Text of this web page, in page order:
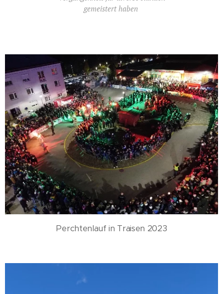
gemeistert haben
Perchtenlauf in Traisen 2023